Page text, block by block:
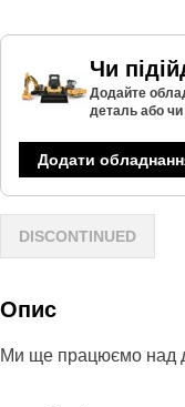
Чи
Додайте
деталь або чи
Додати
DISCONTINUED
Опис
Ми ще працюємо над